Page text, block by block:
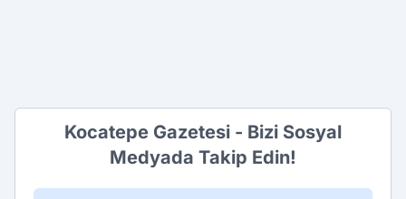
Kocatepe Gazetesi - Bizi Sosyal
Medyada Takip Edin!